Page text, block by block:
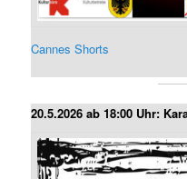
Cannes Shorts
20.5.2026 ab 18:00 Uhr: